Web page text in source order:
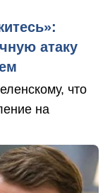
атаку
что
на